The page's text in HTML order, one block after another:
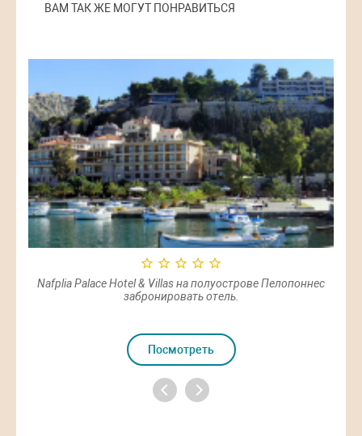
ВАМ ТАК ЖЕ МОГУТ ПОНРАВИТЬСЯ
Nafplia Palace Hotel & Villas на полуострове Пелопоннес
забронировать отель.
Посмотреть